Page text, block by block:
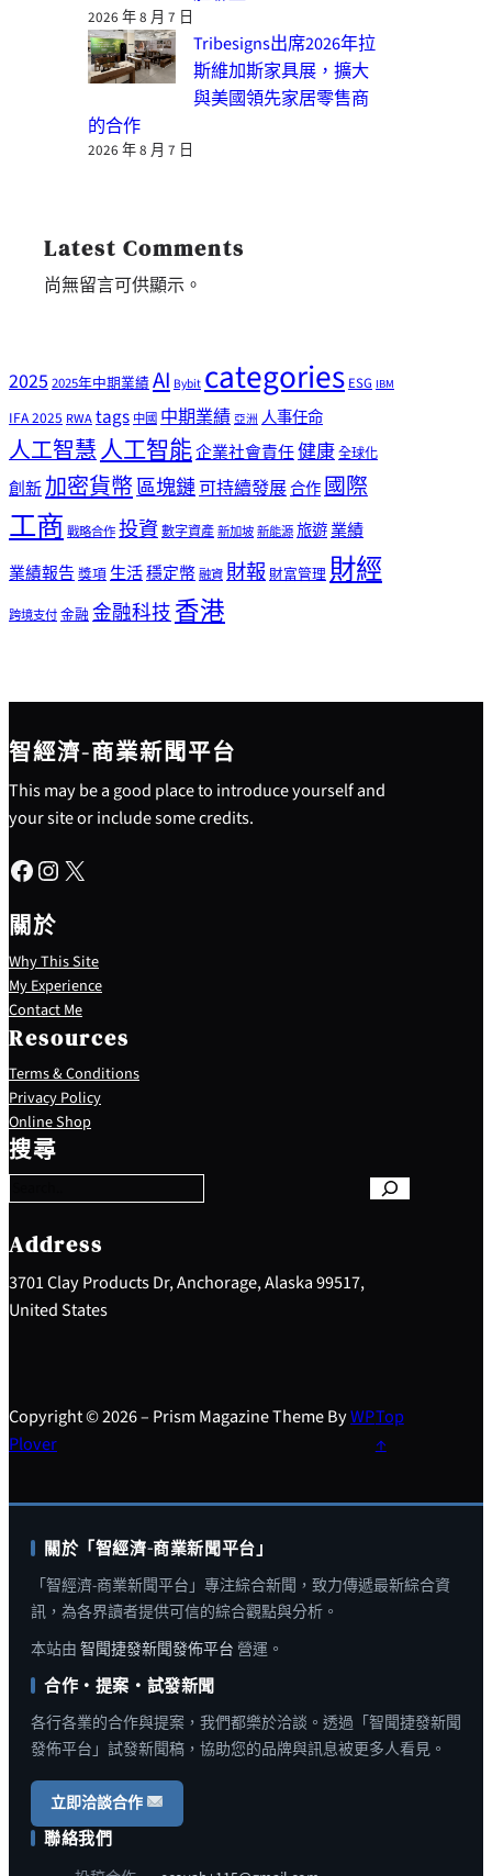
2026 年 8 月 7 日
Tribesigns出席2026年拉
斯維加斯家具展，擴大
與美國領先家居零售商
的合作
2026 年 8 月 7 日
Latest Comments
尚無留言可供顯示。
2025 2025年中期業績AI Bybitcategories ESG IBM
IFA 2025 RWAtags 中國 中期業績 亞洲 人事任命
人工智慧人工智能企業社會責任健康全球化
創新加密貨幣區塊鏈可持續發展合作國際
工商 戰略合作投資數字資產新加坡新能源旅遊業績
業績報告 獎項生活穩定幣融資 財報 財富管理 財經
跨境支付金融 金融科技 香港
智經濟-商業新聞平台
This may be a good place to introduce yourself and
your site or include some credits.
Facebook Instagram X
關於
Why This Site
My Experience
Contact Me
Resources
Terms & Conditions
Privacy Policy
Online Shop
搜尋
S
e
a
c
h
Address
3701 Clay Products Dr, Anchorage, Alaska 99517,
United States
Copyright © 2026 – Prism Magazine Theme ByWP
Plover
Top
↑
關於「智經濟-商業新聞平台」
「智經濟-商業新聞平台」專注綜合新聞，致力傳遞最新綜合資
訊，為各界讀者提供可信的綜合觀點與分析。
本站由 智聞捷發新聞發佈平台 營運。
合作・提案・試發新聞
各行各業的合作與提案，我們都樂於洽談。透過「智聞捷發新聞
發佈平台」試發新聞稿，協助您的品牌與訊息被更多人看見。
立即洽談合作
聯絡我們